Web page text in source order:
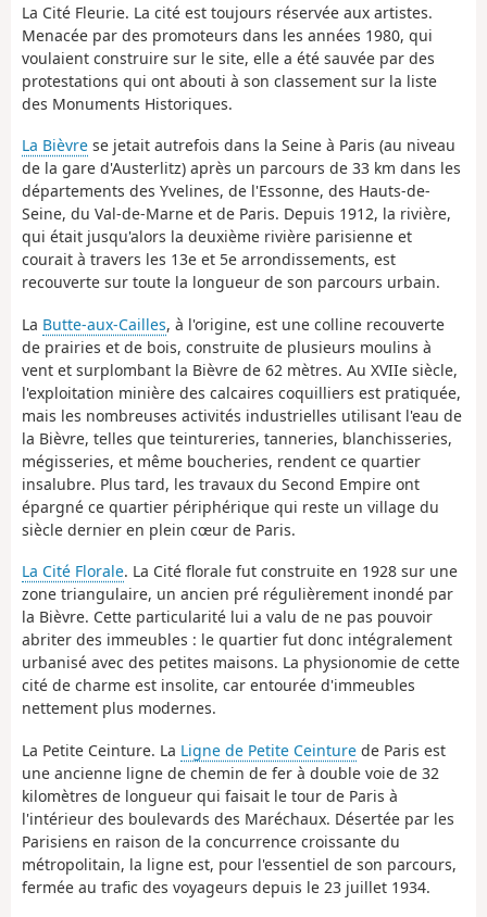
La Cité Fleurie. La cité est toujours réservée aux artistes.
Menacée par des promoteurs dans les années 1980, qui
voulaient construire sur le site, elle a été sauvée par des
protestations qui ont abouti à son classement sur la liste
des Monuments Historiques.
La Bièvre se jetait autrefois dans la Seine à Paris (au niveau
de la gare d'Austerlitz) après un parcours de 33 km dans les
départements des Yvelines, de l'Essonne, des Hauts-de-
Seine, du Val-de-Marne et de Paris. Depuis 1912, la rivière,
qui était jusqu'alors la deuxième rivière parisienne et
courait à travers les 13e et 5e arrondissements, est
recouverte sur toute la longueur de son parcours urbain.
La Butte-aux-Cailles, à l'origine, est une colline recouverte
de prairies et de bois, construite de plusieurs moulins à
vent et surplombant la Bièvre de 62 mètres. Au XVIIe siècle,
l'exploitation minière des calcaires coquilliers est pratiquée,
mais les nombreuses activités industrielles utilisant l'eau de
la Bièvre, telles que teintureries, tanneries, blanchisseries,
mégisseries, et même boucheries, rendent ce quartier
insalubre. Plus tard, les travaux du Second Empire ont
épargné ce quartier périphérique qui reste un village du
siècle dernier en plein cœur de Paris.
La Cité Florale. La Cité florale fut construite en 1928 sur une
zone triangulaire, un ancien pré régulièrement inondé par
la Bièvre. Cette particularité lui a valu de ne pas pouvoir
abriter des immeubles : le quartier fut donc intégralement
urbanisé avec des petites maisons. La physionomie de cette
cité de charme est insolite, car entourée d'immeubles
nettement plus modernes.
La Petite Ceinture. La Ligne de Petite Ceinture de Paris est
une ancienne ligne de chemin de fer à double voie de 32
kilomètres de longueur qui faisait le tour de Paris à
l'intérieur des boulevards des Maréchaux. Désertée par les
Parisiens en raison de la concurrence croissante du
métropolitain, la ligne est, pour l'essentiel de son parcours,
fermée au trafic des voyageurs depuis le 23 juillet 1934.